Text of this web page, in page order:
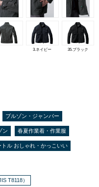
3.ネイビー 35.ブラック
ブルゾン・ジャンパー
ン 春夏作業着・作業服
トル おしゃれ・かっこいい
T8118）